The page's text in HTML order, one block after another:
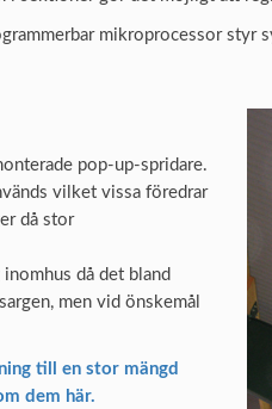
mikroprocessor
pop-up-spridare.
vilket vissa föredrar
då stor
då det bland
men vid önskemål
till en stor mängd
dem här.